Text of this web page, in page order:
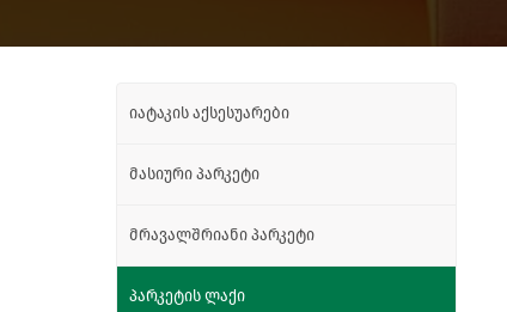
იატაკის აქსესუარები
მასიური პარკეტი
მრავალშრიანი პარკეტი
პარკეტის ლაქი